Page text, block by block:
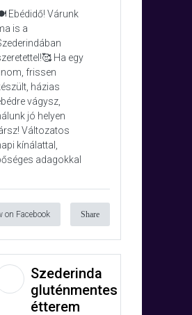
Ebédidő! Várunk
is a
Ha egy
frissen
házias
vágysz,
jó helyen
Változatos
kínálattal,
adagokkal
on Facebook Share
Szederinda
gluténmentes
étterem